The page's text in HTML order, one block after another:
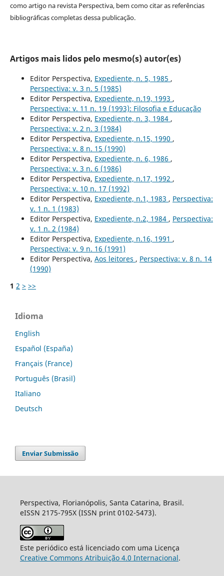
como artigo na revista Perspectiva, bem como citar as referências
bibliográficas completas dessa publicação.
Artigos mais lidos pelo mesmo(s) autor(es)
Editor Perspectiva, Expediente, n. 5, 1985 ,
Perspectiva: v. 3 n. 5 (1985)
Editor Perspectiva, Expediente, n.19, 1993 ,
Perspectiva: v. 11 n. 19 (1993): Filosofia e Educação
Editor Perspectiva, Expediente, n. 3, 1984 ,
Perspectiva: v. 2 n. 3 (1984)
Editor Perspectiva, Expediente, n.15, 1990 ,
Perspectiva: v. 8 n. 15 (1990)
Editor Perspectiva, Expediente, n. 6, 1986 ,
Perspectiva: v. 3 n. 6 (1986)
Editor Perspectiva, Expediente, n.17, 1992 ,
Perspectiva: v. 10 n. 17 (1992)
Editor Perspectiva, Expediente, n.1, 1983 , Perspectiva:
v. 1 n. 1 (1983)
Editor Perspectiva, Expediente, n.2, 1984 , Perspectiva:
v. 1 n. 2 (1984)
Editor Perspectiva, Expediente, n.16, 1991 ,
Perspectiva: v. 9 n. 16 (1991)
Editor Perspectiva, Aos leitores , Perspectiva: v. 8 n. 14
(1990)
1 2 > >>
Idioma
English
Español (España)
Français (France)
Português (Brasil)
Italiano
Deutsch
Enviar Submissão
Perspectiva, Florianópolis, Santa Catarina, Brasil.
eISSN 2175-795X (ISSN print 0102-5473).
Este periódico está licenciado com uma Licença
Creative Commons Atribuição 4.0 Internacional.